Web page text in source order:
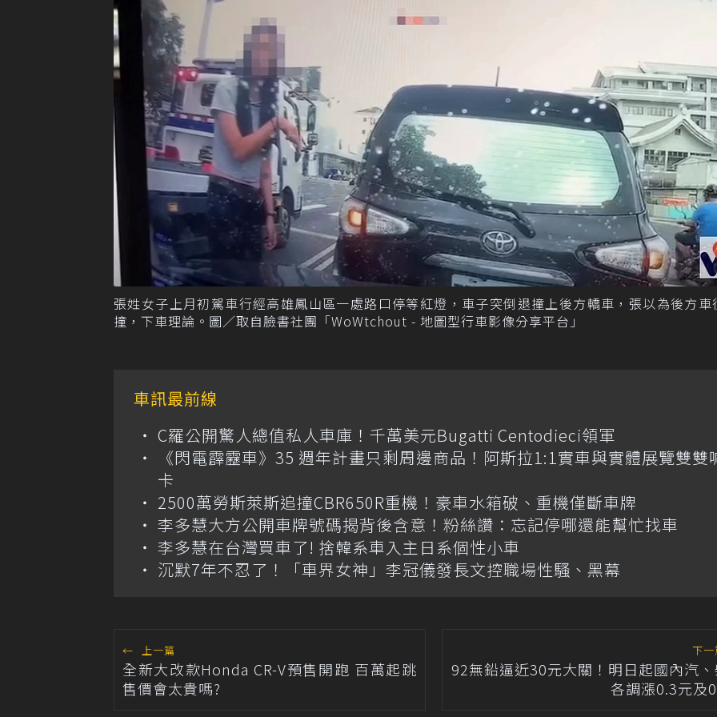
張姓女子上月初駕車行經高雄鳳山區一處路口停等紅燈，車子突倒退撞上後方轎車，張以為後方車
撞，下車理論。圖／取自臉書社團「WoWtchout - 地圖型行車影像分享平台」
車訊最前線
C羅公開驚人總值私人車庫！千萬美元Bugatti Centodieci領軍
《閃電霹靂車》35 週年計畫只剩周邊商品！阿斯拉1:1實車與實體展覽雙雙
卡
2500萬勞斯萊斯追撞CBR650R重機！豪車水箱破、重機僅斷車牌
李多慧大方公開車牌號碼揭背後含意！粉絲讚：忘記停哪還能幫忙找車
李多慧在台灣買車了! 捨韓系車入主日系個性小車
沉默7年不忍了！「車界女神」李冠儀發長文控職場性騷、黑幕
← 上一篇
全新大改款Honda CR-V預售開跑 百萬起跳
售價會太貴嗎?
下
92無鉛逼近30元大關！明日起國內汽
各調漲0.3元及